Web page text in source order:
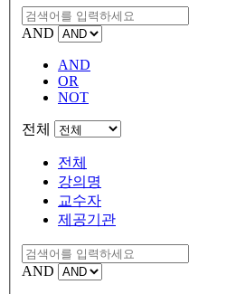
AND
AND
OR
NOT
전체
전체
강의명
교수자
제공기관
AND